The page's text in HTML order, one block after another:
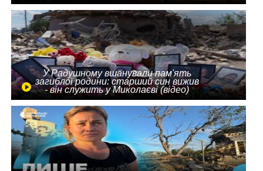
У Радушному вшанували пам'ять
загиблої родини: старший син вижив
- він служить у Миколаєві (відео)